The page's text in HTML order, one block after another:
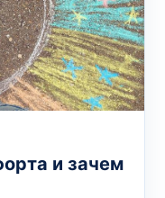
и зачем